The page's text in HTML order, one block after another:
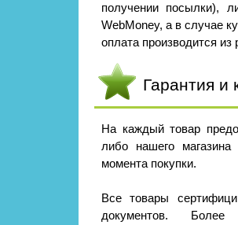
получении посылки),
WebMoney, а в случае
оплата производится из
Гарантия и
На каждый товар
либо нашего
момента покупки.
Все товары
документов.